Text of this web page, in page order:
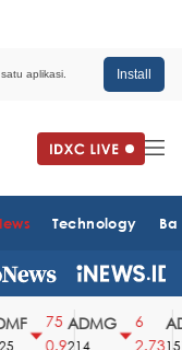
aplikasi. Install
Technology
75
0.9
ADMG
214
2.731510